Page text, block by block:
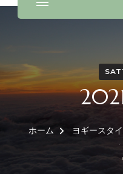
ホーム ヨギースタ